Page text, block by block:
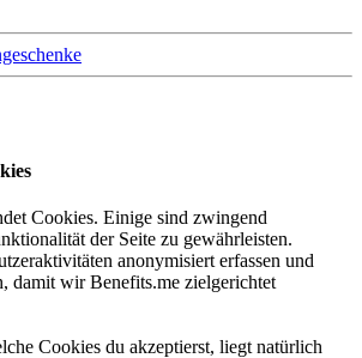
Cookies. Einige sind zwingend
der Seite zu gewährleisten.
anonymisiert erfassen und
damit wir Benefits.me zielgerichtet
Cookies du akzeptierst, liegt natürlich